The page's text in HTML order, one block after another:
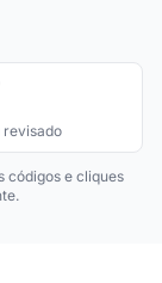
revisado
códigos e cliques